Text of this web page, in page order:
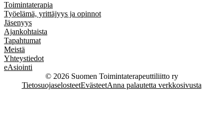
Toimintaterapia
Työelämä, yrittäjyys ja opinnot
Jäsenyys
Ajankohtaista
Tapahtumat
Meistä
Yhteystiedot
eAsiointi
© 2026 Suomen Toimintaterapeuttiliitto ry
TietosuojaselosteetEvästeetAnna palautetta verkkosivusta